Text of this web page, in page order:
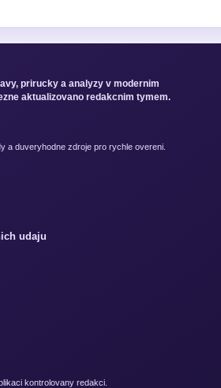
prirucky a analyzy v modernim
aktualizovano redakcnim tymem.
a duveryhodne zdroje pro rychle overeni.
udaju
kontrolovany redakci.